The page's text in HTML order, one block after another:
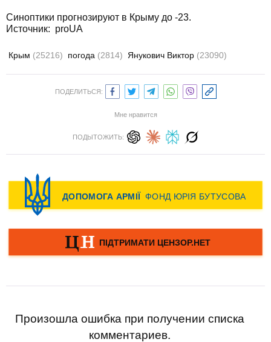
Синоптики прогнозируют в Крыму до -23.
Источник: proUA
Крым (25216) погода (2814) Янукович Виктор (23090)
ПОДЕЛИТЬСЯ:
Мне нравится
ПОДЫТОЖИТЬ:
Произошла ошибка при получении списка
комментариев.